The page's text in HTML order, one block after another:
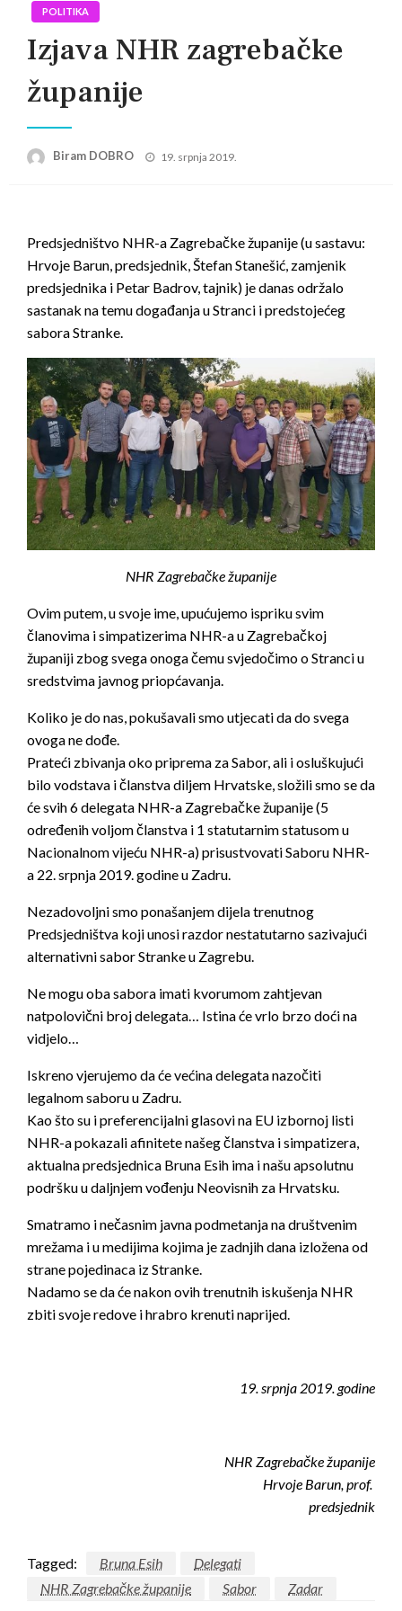
POLITIKA
Izjava NHR zagrebačke
županije
Biram DOBRO
Posted
19. srpnja 2019.
Predsjedništvo NHR-a Zagrebačke županije (u sastavu:
Hrvoje Barun, predsjednik, Štefan Stanešić, zamjenik
predsjednika i Petar Badrov, tajnik) je danas održalo
sastanak na temu događanja u Stranci i predstojećeg
sabora Stranke.
NHR Zagrebačke županije
Ovim putem, u svoje ime, upućujemo ispriku svim
članovima i simpatizerima NHR-a u Zagrebačkoj
županiji zbog svega onoga čemu svjedočimo o Stranci u
sredstvima javnog priopćavanja.
Koliko je do nas, pokušavali smo utjecati da do svega
ovoga ne dođe.
Prateći zbivanja oko priprema za Sabor, ali i osluškujući
bilo vodstava i članstva diljem Hrvatske, složili smo se da
će svih 6 delegata NHR-a Zagrebačke županije (5
određenih voljom članstva i 1 statutarnim statusom u
Nacionalnom vijeću NHR-a) prisustvovati Saboru NHR-
a 22. srpnja 2019. godine u Zadru.
Nezadovoljni smo ponašanjem dijela trenutnog
Predsjedništva koji unosi razdor nestatutarno sazivajući
alternativni sabor Stranke u Zagrebu.
Ne mogu oba sabora imati kvorumom zahtjevan
natpolovični broj delegata… Istina će vrlo brzo doći na
vidjelo…
Iskreno vjerujemo da će većina delegata nazočiti
legalnom saboru u Zadru.
Kao što su i preferencijalni glasovi na EU izbornoj listi
NHR-a pokazali afinitete našeg članstva i simpatizera,
aktualna predsjednica Bruna Esih ima i našu apsolutnu
podršku u daljnjem vođenju Neovisnih za Hrvatsku.
Smatramo i nečasnim javna podmetanja na društvenim
mrežama i u medijima kojima je zadnjih dana izložena od
strane pojedinaca iz Stranke.
Nadamo se da će nakon ovih trenutnih iskušenja NHR
zbiti svoje redove i hrabro krenuti naprijed.
19. srpnja 2019. godine
NHR Zagrebačke županije
Hrvoje Barun, prof.
predsjednik
Tagged: Bruna Esih
Delegati
NHR Zagrebačke županije
Sabor Zadar